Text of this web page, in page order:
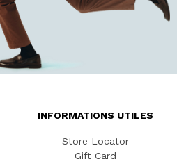
INFORMATIONS UTILES
Store Locator
Gift Card